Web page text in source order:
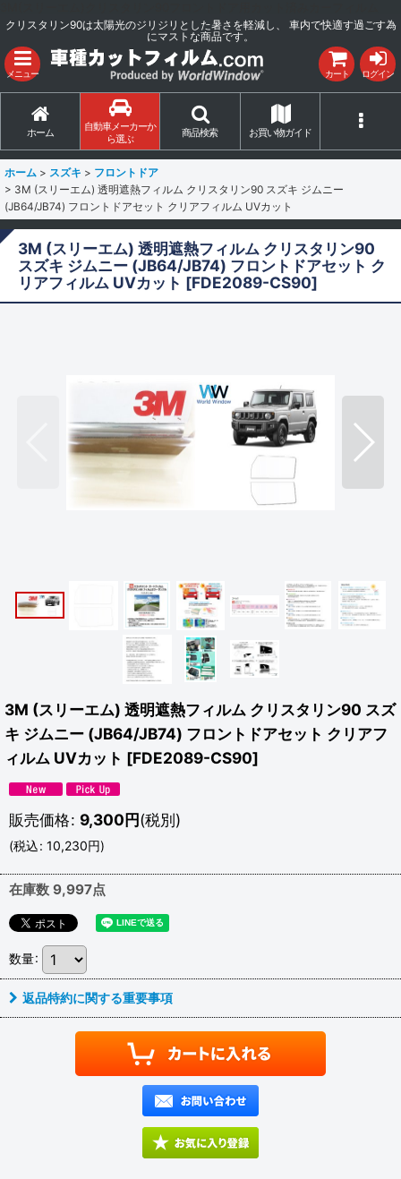
クリスタリン90は太陽光のジリジリとした暑さを軽減し、 車内で快適す過ごす為
にマストな商品です。
メニュー カート ログイン
ホーム
自動車メーカーか
ら選ぶ
商品検索 お買い物ガイド
ホーム > スズキ > フロントドア
> 3M (スリーエム) 透明遮熱フィルム クリスタリン90 スズキ ジムニー
(JB64/JB74) フロントドアセット クリアフィルム UVカット
3M (スリーエム) 透明遮熱フィルム クリスタリン90
スズキ ジムニー (JB64/JB74) フロントドアセット ク
リアフィルム UVカット [FDE2089-CS90]
3M (スリーエム) 透明遮熱フィルム クリスタリン90 スズ
キ ジムニー (JB64/JB74) フロントドアセット クリアフ
ィルム UVカット [FDE2089-CS90]
販売価格: 9,300円(税別)
(税込: 10,230円)
在庫数 9,997点
数量:
返品特約に関する重要事項